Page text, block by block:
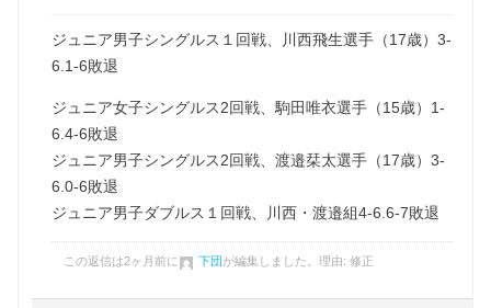
ジュニア男子シングルス１回戦、川西飛生選手（17歳）3-
6.1-6敗退
ジュニア女子シングルス2回戦、駒田唯衣選手（15歳）1-
6.4-6敗退
ジュニア男子シングルス2回戦、渡邉栞太選手（17歳）3-
6.0-6敗退
ジュニア男子ダブルス１回戦、川西・渡邉組4-6.6-7敗退
この返信は2ヶ月前に 下団が編集しました。理由: 修正